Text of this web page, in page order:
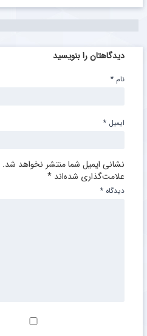
دیدگاهتان را بنویسید
نشانی ایمیل شما منتشر نخواهد شد.
علامت‌گذاری شده‌اند *
دیدگاه *
نام *
ایمیل *